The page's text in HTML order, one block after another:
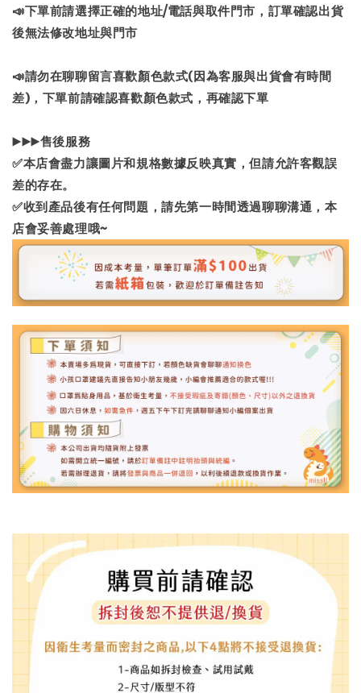
📣下單前請選擇正確的地址/電話與取件門市，訂單確認出貨
後無法修改地址與門市
📣請勿在聊聊留言喜歡顏色款式(因為客服與出貨會有時間
差)，下單前請確認喜歡顏色款式，再確認下單
▶▶▶售後服務
✅本店會盡力讓圖片和規格數據反映真實，但請允許客觀誤
差的存在。
✅收到產品後有任何問題，請先第一時間透過聊聊溝通，本
店會妥善處理哦~